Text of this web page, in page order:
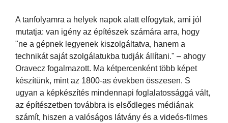
A tanfolyamra a helyek napok alatt elfogytak, ami jól
mutatja: van igény az építészek számára arra, hogy
"ne a gépnek legyenek kiszolgáltatva, hanem a
technikát saját szolgálatukba tudják állítani." – ahogy
Oravecz fogalmazott. Ma kétpercenként több képet
készítünk, mint az 1800-as években összesen. S
ugyan a képkészítés mindennapi foglalatossággá vált,
az építészetben továbbra is elsődleges médiának
számít, hiszen a valóságos látvány és a videós-filmes